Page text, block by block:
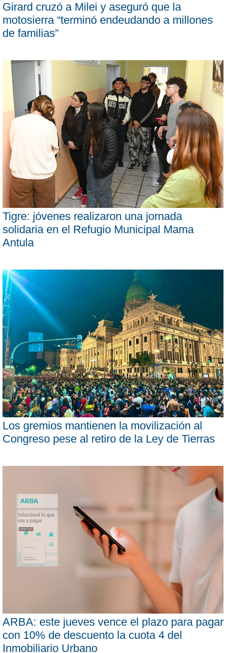
Girard cruzó a Milei y aseguró que la
motosierra “terminó endeudando a millones
de familias”
Tigre: jóvenes realizaron una jornada
solidaria en el Refugio Municipal Mama
Antula
Los gremios mantienen la movilización al
Congreso pese al retiro de la Ley de Tierras
ARBA: este jueves vence el plazo para pagar
con 10% de descuento la cuota 4 del
Inmobiliario Urbano